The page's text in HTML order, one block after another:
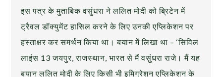
इस पत्र के मुताबिक वसुंधरा ने ललित मोदी को ब्रिटेन में
ट्रैवल डॉक्युमेंट हासिल करने के लिए उनकी एप्लिकेशन पर
हस्ताक्षर कर समर्थन किया था। बयान में लिखा था – ‘सिविल
लाइंस 13 जयपुर, राजस्थान, भारत से मैं वसुंधरा राजे। मैं यह
बयान ललित मोदी के लिए किसी भी इमिग्रेशन एप्लिकेशन के